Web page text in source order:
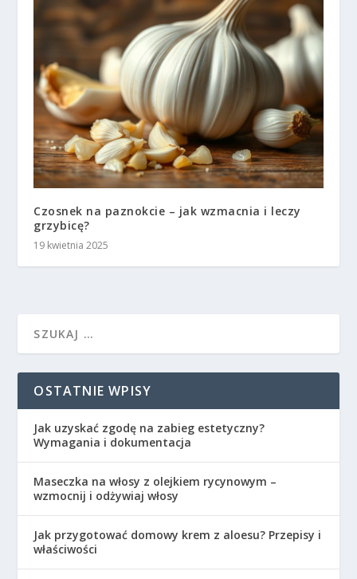
Czosnek na paznokcie – jak wzmacnia i leczy
grzybicę?
19 kwietnia 2025
OSTATNIE WPISY
Jak uzyskać zgodę na zabieg estetyczny?
Wymagania i dokumentacja
Maseczka na włosy z olejkiem rycynowym –
wzmocnij i odżywiaj włosy
Jak przygotować domowy krem z aloesu? Przepisy i
właściwości